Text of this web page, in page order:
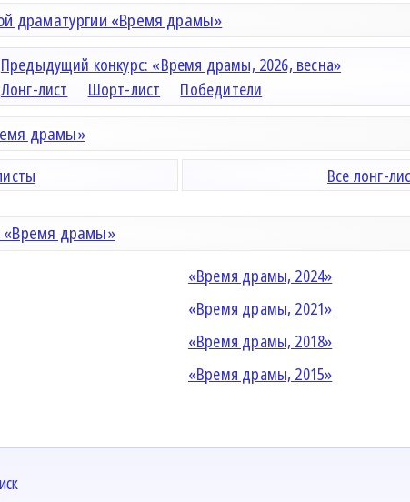
драматургии «Время драмы»
Предыдущий конкурс: «Время драмы, 2026, весна»
Лонг-лист
Шорт-лист Победители
драмы»
Все лонг-
«Время драмы»
«Время драмы, 2024»
«Время драмы, 2021»
«Время драмы, 2018»
«Время драмы, 2015»